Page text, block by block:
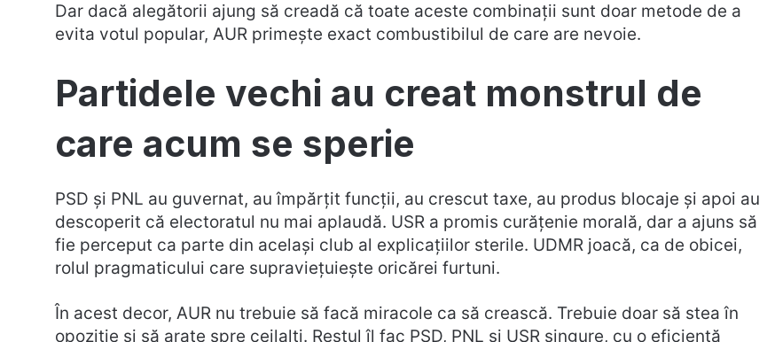
Dar dacă alegătorii ajung să creadă că toate aceste combinații sunt doar metode de a
evita votul popular, AUR primește exact combustibilul de care are nevoie.
Partidele vechi au creat monstrul de
care acum se sperie
PSD și PNL au guvernat, au împărțit funcții, au crescut taxe, au produs blocaje și apoi au
descoperit că electoratul nu mai aplaudă. USR a promis curățenie morală, dar a ajuns să
fie perceput ca parte din același club al explicațiilor sterile. UDMR joacă, ca de obicei,
rolul pragmaticului care supraviețuiește oricărei furtuni.
În acest decor, AUR nu trebuie să facă miracole ca să crească. Trebuie doar să stea în
opoziție și să arate spre ceilalți. Restul îl fac PSD, PNL și USR singure, cu o eficiență